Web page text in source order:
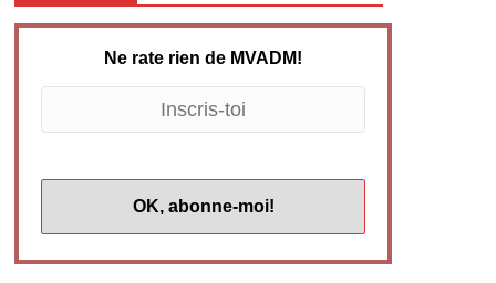
Ne rate rien de MVADM!